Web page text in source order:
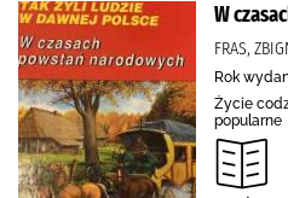
W
FRAS,
Rok
Życie
popularne